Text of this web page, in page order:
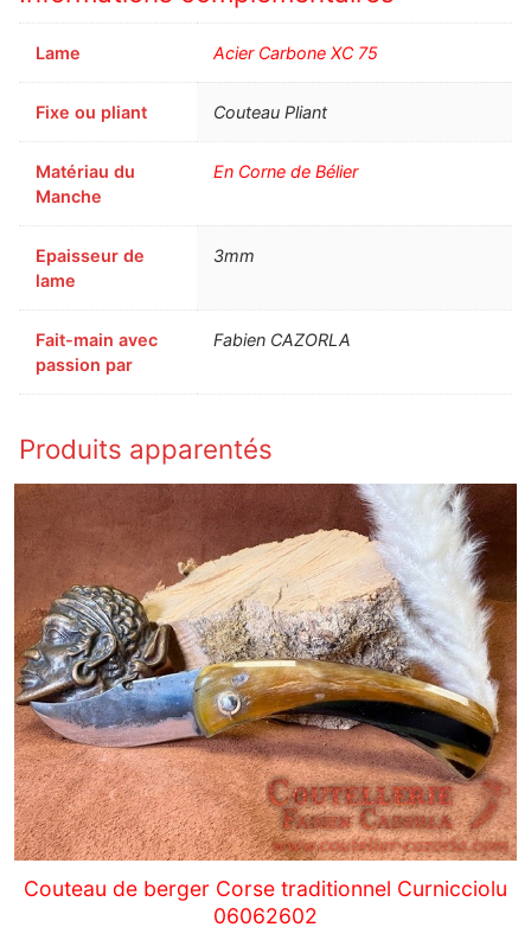
Lame Acier Carbone XC 75
Fixe ou pliant Couteau Pliant
Matériau du
Manche
En Corne de Bélier
Epaisseur de
lame
3mm
Fait-main avec
passion par
Fabien CAZORLA
Produits apparentés
Couteau de berger Corse traditionnel Curnicciolu
06062602